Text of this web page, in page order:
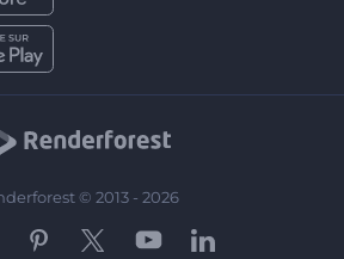
© 2013 - 2026